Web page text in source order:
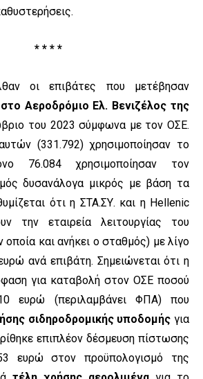
* * * *
οι επιβάτες που μετέβησαν
Αεροδρόμιο Ελ. Βενιζέλος της
του 2023 σύμφωνα με τον ΟΣΕ.
(331.792) χρησιμοποίησαν το
76.084 χρησιμοποίησαν τον
δυσανάλογα μικρός με βάση τα
ότι η ΣΤΑ.ΣΥ. και η Hellenic
την εταιρεία λειτουργίας του
οποία και ανήκει ο σταθμός) με λίγο
ανά επιβάτη. Σημειώνεται ότι η
για καταβολή στον ΟΣΕ ποσού
ευρώ (περιλαμβάνει ΦΠΑ) που
σιδηροδρομικής υποδομής για
επιπλέον δέσμευση πίστωσης
ευρώ στον προϋπολογισμό της